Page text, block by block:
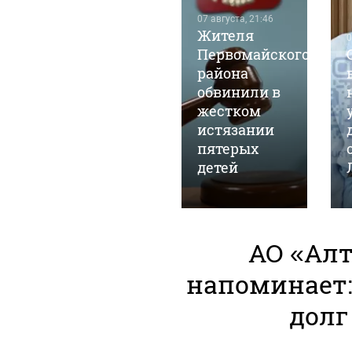
07 августа, 21:46
Жителя
Первомайского
района
обвинили в
жестком
истязании
пятерых
детей
АО